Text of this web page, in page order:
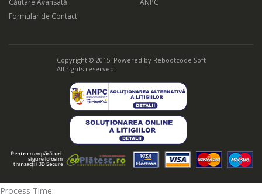
Formular de Contact
Copyright © 2015. Powered by Rebootcode Soft
All rights reserved.
Process Time: